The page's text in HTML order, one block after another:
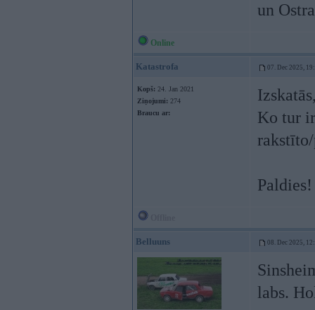
un
Online
Katastrofa 07. Dec 2025,
Kopš: 24. Jan 2021
Ziņojumi: 274
Braucu ar:
Ko tur
Paldies!
Belluuns 08. Dec 2025,
labs.